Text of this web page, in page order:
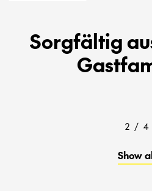
Sorgfältig
2 / 4
Show